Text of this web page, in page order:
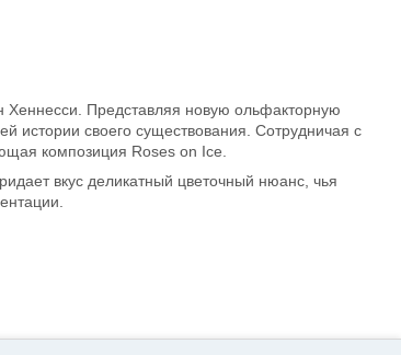
Хеннесси. Представляя новую ольфакторную
истории своего существования. Сотрудничая с
композиция Roses on Ice.
вкус деликатный цветочный нюанс, чья